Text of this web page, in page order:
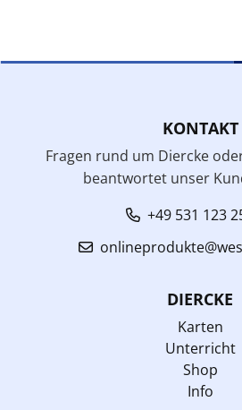
KONTAKT
Fragen rund um Diercke
beantwortet unser
+49 531 123
DIERCKE
Karten
Unterricht
Shop
Info